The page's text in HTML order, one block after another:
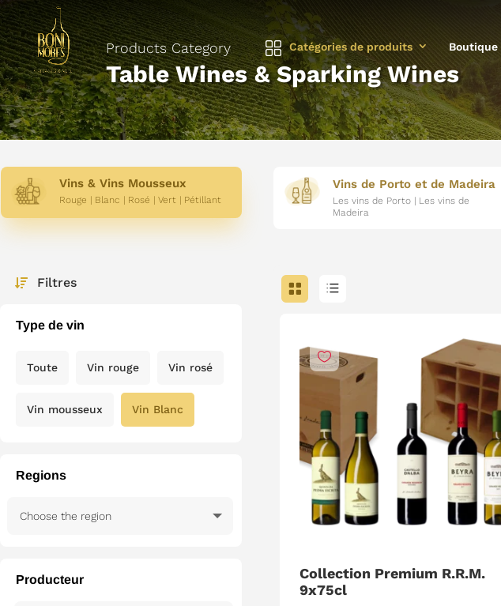
Catégories de produits Boutique
Products Category
Table Wines & Sparking Wines
Vins & Vins Mousseux
Rouge | Blanc | Rosé | Vert | Pétillant
Vins de Porto et de Madeira
Les vins de Porto | Les vins de
Madeira
 Filtres
Type de vin
Toute Vin rouge Vin rosé
Vin mousseux Vin Blanc
Regions
Producteur
Collection Premium R.R.M.
9x75cl